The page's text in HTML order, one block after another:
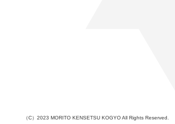
（C）2023 MORITO KENSETSU KOGYOAll Rights Reserved.